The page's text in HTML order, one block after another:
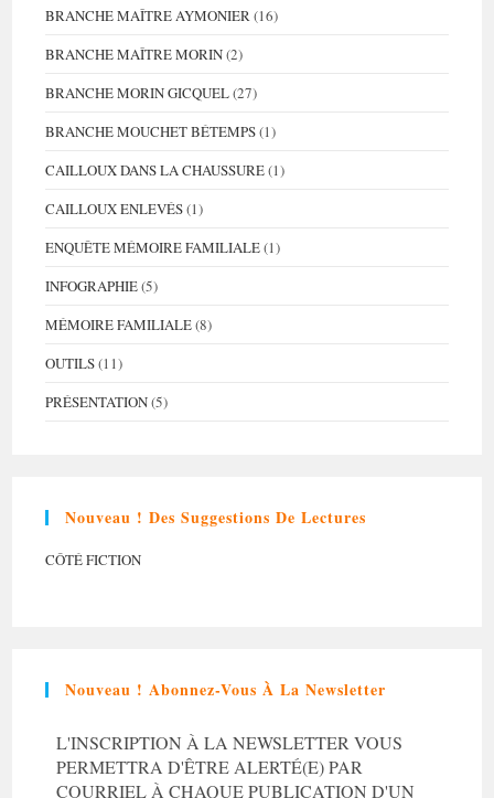
BRANCHE MAÎTRE AYMONIER(16)
BRANCHE MAÎTRE MORIN(2)
BRANCHE MORIN GICQUEL(27)
BRANCHE MOUCHET BÉTEMPS(1)
CAILLOUX DANS LA CHAUSSURE(1)
CAILLOUX ENLEVÉS(1)
ENQUÊTE MÉMOIRE FAMILIALE(1)
INFOGRAPHIE(5)
MÉMOIRE FAMILIALE(8)
OUTILS(11)
PRÉSENTATION(5)
Nouveau ! Des Suggestions De Lectures
CÔTÉ FICTION
Nouveau ! Abonnez-Vous À La Newsletter
L'INSCRIPTION À LA NEWSLETTER VOUS
PERMETTRA D'ÊTRE ALERTÉ(E) PAR
COURRIEL À CHAQUE PUBLICATION D'UN